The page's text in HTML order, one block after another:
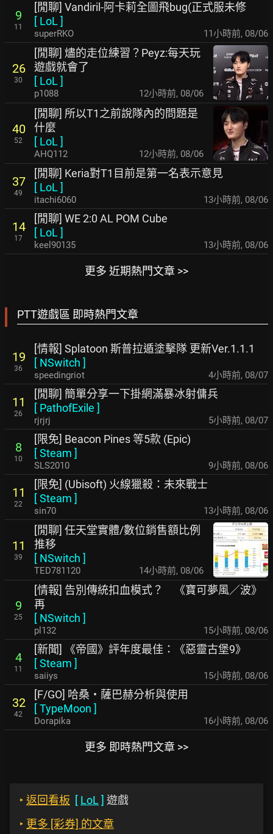
9
11
[閒聊] Vandiril-阿卡莉全圖飛bug(正式服未修
[ LoL ]
superRKO 11小時前, 08/06
26
30
[閒聊] 燼的走位練習？Peyz:每天玩
遊戲就會了
[ LoL ]
p1088 12小時前, 08/06
40
52
[閒聊] 所以T1之前說隊內的問題是
什麼
[ LoL ]
AHQ112 12小時前, 08/06
37
49
[閒聊] Keria對T1目前是第一名表示意見
[ LoL ]
itachi6060 13小時前, 08/06
14
17
[閒聊] WE 2:0 AL POM Cube
[ LoL ]
keel90135 13小時前, 08/06
更多 近期熱門文章 >>
PTT遊戲區 即時熱門文章
19
36
[情報] Splatoon 斯普拉遁塗擊隊 更新Ver.1.1.1
[ NSwitch ]
speedingriot 4小時前, 08/07
11
26
[閒聊] 簡單分享一下掛網滿暴冰射傭兵
[ PathofExile ]
rjrjrj 5小時前, 08/07
8
10
[限免] Beacon Pines 等5款 (Epic)
[Steam ]
SLS2010 9小時前, 08/06
11
22
[限免] (Ubisoft) 火線獵殺：未來戰士
[Steam ]
sin70 13小時前, 08/06
11
39
[閒聊] 任天堂實體/數位銷售額比例
推移
[ NSwitch ]
TED781120 14小時前, 08/06
9
25
[情報] 告別傳統扣血模式？ 《寶可夢風／波》
再
[ NSwitch ]
pl132 15小時前, 08/06
4
11
[新聞] 《帝國》評年度最佳：《惡靈古堡9》
[Steam ]
saiiys 15小時前, 08/06
32
42
[F/GO] 哈桑・薩巴赫分析與使用
[TypeMoon ]
Dorapika 16小時前, 08/06
更多 即時熱門文章 >>
‣ 返回看板 [ LoL ] 遊戲
‣ 更多 [彩券] 的文章